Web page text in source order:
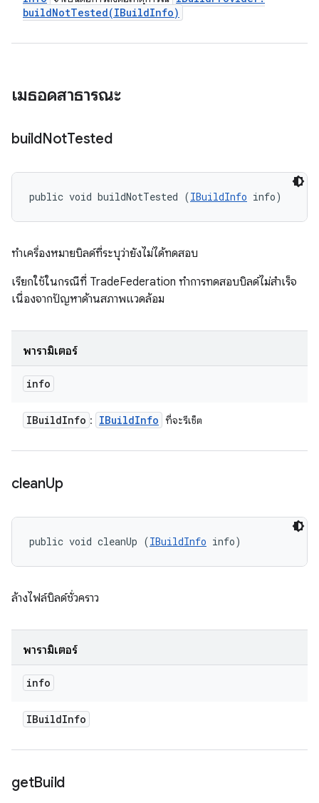
buildNotTested(IBuildInfo)
เมธอดสาธารณะ
buildNotTested
public void buildNotTested (IBuildInfo info)
ทําเครื่องหมายบิลด์ที่ระบุว่ายังไม่ได้ทดสอบ
เรียกใช้ในกรณีที่ TradeFederation ทำการทดสอบบิลด์ไม่สำเร็จ
เนื่องจากปัญหาด้านสภาพแวดล้อม
พารามิเตอร์
info
IBuildInfo : IBuildInfo ที่จะรีเซ็ต
cleanUp
public void cleanUp (IBuildInfo info)
ล้างไฟล์บิลด์ชั่วคราว
พารามิเตอร์
info
IBuildInfo
getBuild